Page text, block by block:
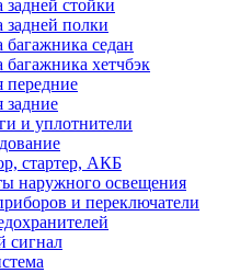
стойки
задней полки
седан
хетчбэк
передние
задние
и уплотнители
стартер, АКБ
наружного освещения
и переключатели
сигнал